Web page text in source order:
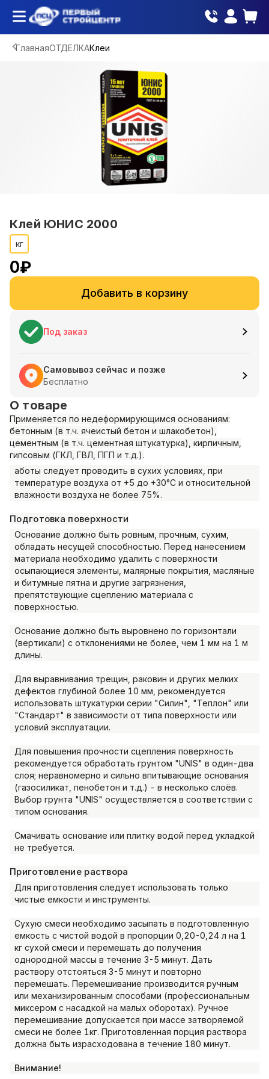
ГлавнаяОТДЕЛКАКлеи
Клей ЮНИС 2000
кг
0₽
Добавить в корзину
Под заказ
Самовывоз сейчас и позже
Бесплатно
О товаре
Применяется по недеформирующимся основаниям:
бетонным (в т.ч. ячеистый бетон и шлакобетон),
цементным (в т.ч. цементная штукатурка), кирпичным,
гипсовым (ГКЛ, ГВЛ, ПГП и т.д.).
аботы следует проводить в сухих условиях, при
температуре воздуха от +5 до +30°С и относительной
влажности воздуха не более 75%.
Подготовка поверхности
Основание должно быть ровным, прочным, сухим,
обладать несущей способностью. Перед нанесением
материала необходимо удалить с поверхности
осыпающиеся элементы, малярные покрытия, масляные
и битумные пятна и другие загрязнения,
препятствующие сцеплению материала с
поверхностью.
Основание должно быть выровнено по горизонтали
(вертикали) с отклонениями не более, чем 1 мм на 1 м
длины.
Для выравнивания трещин, раковин и других мелких
дефектов глубиной более 10 мм, рекомендуется
использовать штукатурки серии "Силин", "Теплон" или
"Стандарт" в зависимости от типа поверхности или
условий эксплуатации.
Для повышения прочности сцепления поверхность
рекомендуется обработать грунтом "UNIS" в один-два
слоя; неравномерно и сильно впитывающие основания
(газосиликат, пенобетон и т.д.) - в несколько слоёв.
Выбор грунта "UNIS" осуществляется в соответствии с
типом основания.
Смачивать основание или плитку водой перед укладкой
не требуется.
Приготовление раствора
Для приготовления следует использовать только
чистые емкости и инструменты.
Сухую смеси необходимо засыпать в подготовленную
емкость с чистой водой в пропорции 0,20-0,24 л на 1
кг сухой смеси и перемешать до получения
однородной массы в течение 3-5 минут. Дать
раствору отстояться 3-5 минут и повторно
перемешать. Перемешивание производится ручным
или механизированным способами (профессиональным
миксером с насадкой на малых оборотах). Ручное
перемешивание допускается при массе затворяемой
смеси не более 1кг. Приготовленная порция раствора
должна быть израсходована в течение 180 минут.
Внимание!